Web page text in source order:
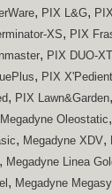
, PIX L&G,
XS, PIX
, PIX DUO-XT
, PIX X'Pedient
, PIX Lawn&Garden,
Megadyne Oleostatic,
, Megadyne XDV,
, Megadyne Linea
, Megadyne